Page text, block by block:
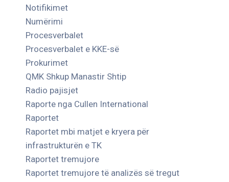
Notifikimet
Numërimi
Procesverbalet
Procesverbalet e KKE-së
Prokurimet
QMK Shkup Manastir Shtip
Radio pajisjet
Raporte nga Cullen International
Raportet
Raportet mbi matjet e kryera për
infrastrukturën e TK
Raportet tremujore
Raportet tremujore të analizës së tregut